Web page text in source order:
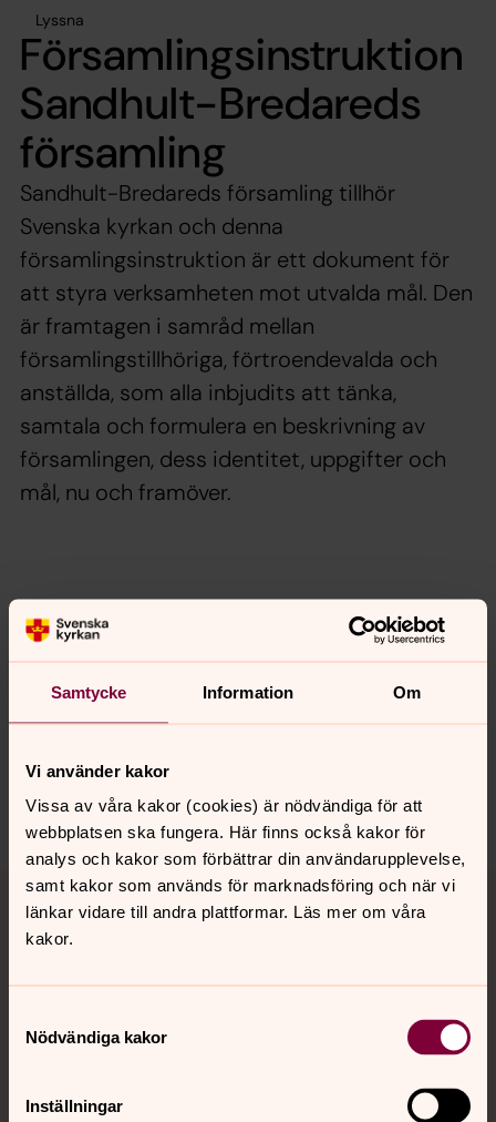
Samtycke Information Om
Vi använder kakor
Vissa av våra kakor (cookies) är nödvändiga för att
webbplatsen ska fungera. Här finns också kakor för
analys och kakor som förbättrar din användarupplevelse,
samt kakor som används för marknadsföring och när vi
länkar vidare till andra plattformar. Läs mer om våra
kakor.
Nödvändiga kakor
Inställningar
Lyssna
Församlingsinstruktion
Sandhult-Bredareds
församling
Sandhult-Bredareds församling tillhör
Svenska kyrkan och denna
församlingsinstruktion är ett dokument för
att styra verksamheten mot utvalda mål. Den
är framtagen i samråd mellan
församlingstillhöriga, förtroendevalda och
anställda, som alla inbjudits att tänka,
samtala och formulera en beskrivning av
församlingen, dess identitet, uppgifter och
mål, nu och framöver.
Senast ändrad 7 februari 2024
Synpunkter eller frågor på sidans
innehåll?
sandhult-bredareds.forsamling@svenskakyrkan.se
Dela
Tillbaka till toppen
Tillbaka till innehållet
Kontakt